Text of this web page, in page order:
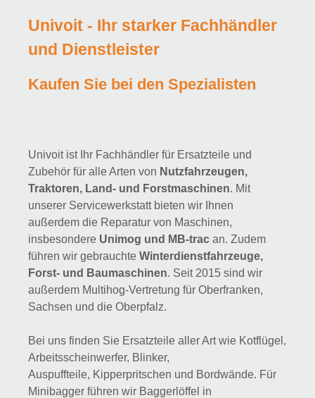
Univoit - Ihr starker Fachhändler
und Dienstleister
Kaufen Sie bei den Spezialisten
Univoit ist Ihr Fachhändler für Ersatzteile und
Zubehör für alle Arten von Nutzfahrzeugen,
Traktoren, Land- und Forstmaschinen. Mit
unserer Servicewerkstatt bieten wir Ihnen
außerdem die Reparatur von Maschinen,
insbesondere Unimog und MB-trac an. Zudem
führen wir gebrauchte Winterdienstfahrzeuge,
Forst- und Baumaschinen. Seit 2015 sind wir
außerdem Multihog-Vertretung für Oberfranken,
Sachsen und die Oberpfalz.
Bei uns finden Sie Ersatzteile aller Art wie Kotflügel,
Arbeitsscheinwerfer, Blinker,
Auspuffteile, Kipperpritschen und Bordwände. Für
Minibagger führen wir Baggerlöffel in